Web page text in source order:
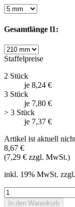
Gesamtlänge l1:
Staffelpreise
2 Stück
je 8,24 €
3 Stück
je 7,80 €
> 3 Stück
je 7,37 €
Artikel ist aktuell
8,67 €
(7,29 € zzgl. MwSt.)
inkl. 19% MwSt. zzgl.